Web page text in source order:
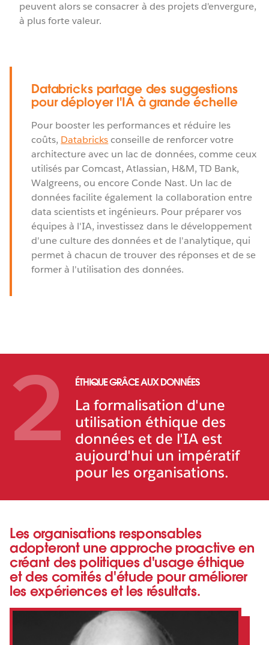
peuvent alors se consacrer à des projets d'envergure,
à plus forte valeur.
Databricks partage des suggestions
pour déployer l'IA à grande échelle
Pour booster les performances et réduire les
coûts, Databricks conseille de renforcer votre
architecture avec un lac de données, comme ceux
utilisés par Comcast, Atlassian, H&M, TD Bank,
Walgreens, ou encore Conde Nast. Un lac de
données facilite également la collaboration entre
data scientists et ingénieurs. Pour préparer vos
équipes à l'IA, investissez dans le développement
d'une culture des données et de l'analytique, qui
permet à chacun de trouver des réponses et de se
former à l'utilisation des données.
2 ÉTHIQUE GRÂCE AUX DONNÉES
La formalisation d'une
utilisation éthique des
données et de l'IA est
aujourd'hui un impératif
pour les organisations.
Les organisations responsables
adopteront une approche proactive en
créant des politiques d'usage éthique
et des comités d'étude pour améliorer
les expériences et les résultats.